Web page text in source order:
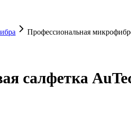
Профессиональная
салфетка